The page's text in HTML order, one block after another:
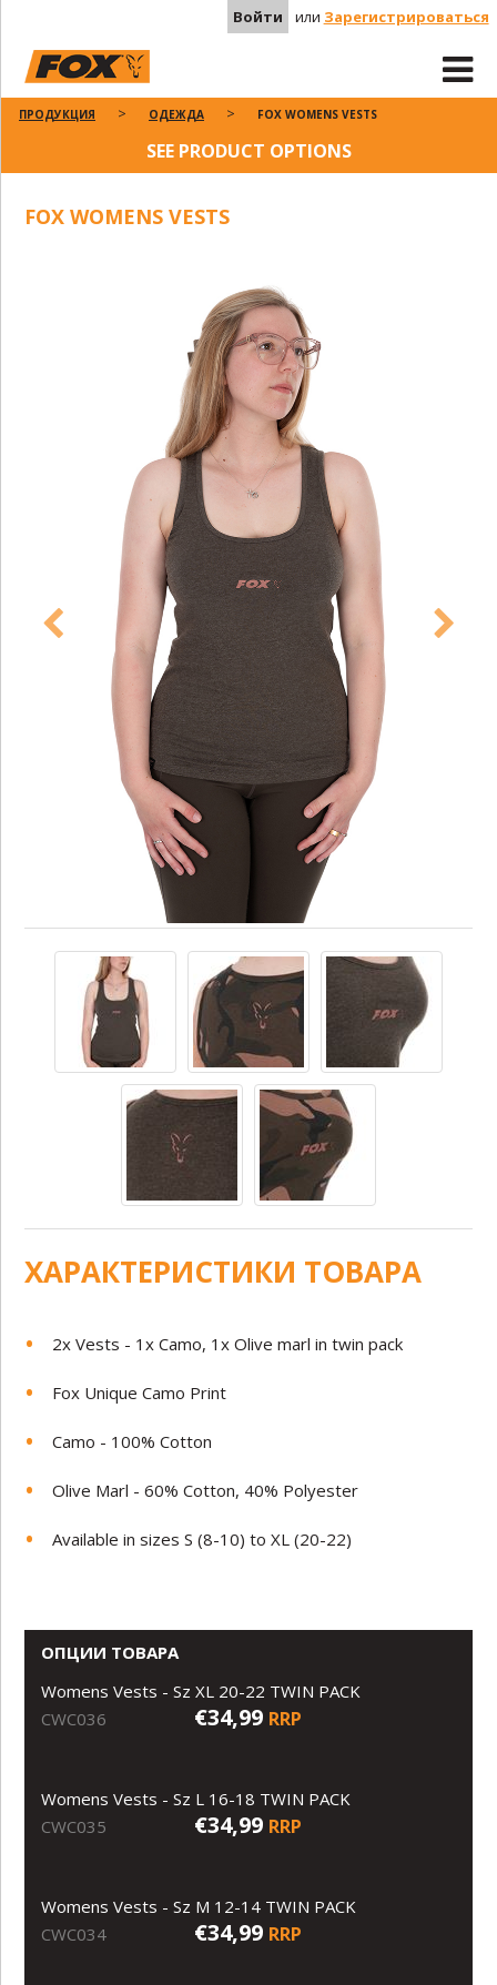
Войти или Зарегистрироваться
ПРОДУКЦИЯ ОДЕЖДА FOX WOMENS VESTS
SEE PRODUCT OPTIONS
FOX WOMENS VESTS
ХАРАКТЕРИСТИКИ ТОВАРА
2x Vests - 1x Camo, 1x Olive marl in twin pack
Fox Unique Camo Print
Camo - 100% Cotton
Olive Marl - 60% Cotton, 40% Polyester
Available in sizes S (8-10) to XL (20-22)
ОПЦИИ ТОВАРА
Womens Vests - Sz XL 20-22 TWIN PACK
CWC036
€34,99 RRP
Womens Vests - Sz L 16-18 TWIN PACK
CWC035
€34,99 RRP
Womens Vests - Sz M 12-14 TWIN PACK
CWC034
€34,99 RRP